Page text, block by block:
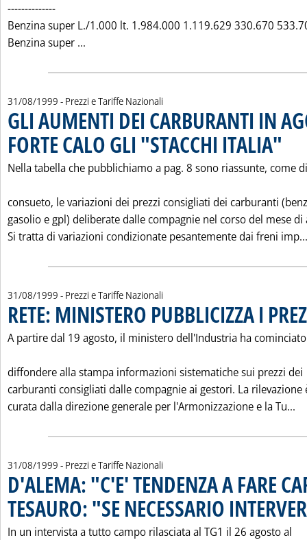
--------------
Benzina super L./1.000 lt. 1.984.000 1.119.629 330.670
Benzina super ...
31/08/1999 - Prezzi e Tariffe Nazionali
GLI AUMENTI DEI CARBURANTI IN
FORTE CALO GLI "STACCHI ITALIA"
Nella tabella che pubblichiamo a pag. 8 sono riassunte, come di
consueto, le variazioni dei prezzi consigliati dei carburanti
gasolio e gpl) deliberate dalle compagnie nel corso del mese di
Si tratta di variazioni condizionate pesantemente dai freni imp...
31/08/1999 - Prezzi e Tariffe Nazionali
RETE: MINISTERO PUBBLICIZZA I
A partire dal 19 agosto, il ministero dell'Industria ha
diffondere alla stampa informazioni sistematiche sui prezzi dei
carburanti consigliati dalle compagnie ai gestori. La rilevazione
curata dalla direzione generale per l'Armonizzazione e la Tu...
31/08/1999 - Prezzi e Tariffe Nazionali
D'ALEMA: "C'E' TENDENZA A FARE
TESAURO: "SE NECESSARIO
In un intervista a tutto campo rilasciata al TG1 il 26 agosto al